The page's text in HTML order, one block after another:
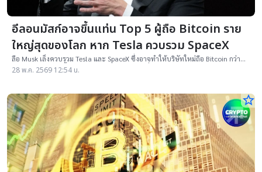
อีลอนมัสก์อาจขึ้นแท่น Top 5 ผู้ถือ Bitcoin ราย
ใหญ่สุดของโลก หาก Tesla ควบรวม SpaceX
ลือ Musk เล็งควบรวม Tesla และ SpaceX ซึ่งอาจทำให้บริษัทใหม่ถือ Bitcoin กว่า
30,000 BTC และขึ้นแท่น Top 5 บริษัทมหาชนที่ถือ BTC มากสุดในโลก
28 พ.ค. 2569 12:54 น.
star_border